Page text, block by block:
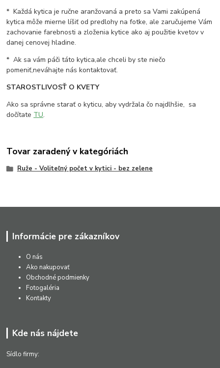
* Každá kytica je ručne aranžovaná a preto sa Vami zakúpená
kytica môže mierne líšiť od predlohy na fotke, ale zaručujeme Vám
zachovanie farebnosti a zloženia kytice ako aj použitie kvetov v
danej cenovej hladine.
* Ak sa vám páči táto kytica,ale chceli by ste niečo
pomeniť,neváhajte nás kontaktovať.
STAROSTLIVOSŤ O KVETY
Ako sa správne starať o kyticu, aby vydržala čo najdlhšie, sa
dočítate TU.
Tovar zaradený v kategóriách
Ruže - Voliteľný počet v kytici - bez zelene
Informácie pre zákazníkov
O nás
Ako nakupovať
Obchodné podmienky
Fotogaléria
Kontakty
Kde nás nájdete
Sídlo firmy: